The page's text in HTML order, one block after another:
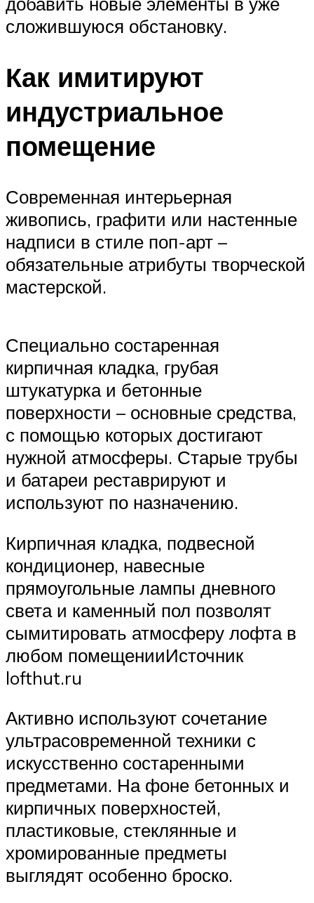
сложившуюся обстановку.
Как имитируют
индустриальное
помещение
Современная интерьерная
живопись, графити или настенные
надписи в стиле поп-арт –
обязательные атрибуты творческой
мастерской.
Специально состаренная
кирпичная кладка, грубая
штукатурка и бетонные
поверхности – основные средства,
с помощью которых достигают
нужной атмосферы. Старые трубы
и батареи реставрируют и
используют по назначению.
Кирпичная кладка, подвесной
кондиционер, навесные
прямоугольные лампы дневного
света и каменный пол позволят
сымитировать атмосферу лофта в
любом помещенииИсточник
lofthut.ru
Активно используют сочетание
ультрасовременной техники с
искусственно состаренными
предметами. На фоне бетонных и
кирпичных поверхностей,
пластиковые, стеклянные и
хромированные предметы
выглядят особенно броско.